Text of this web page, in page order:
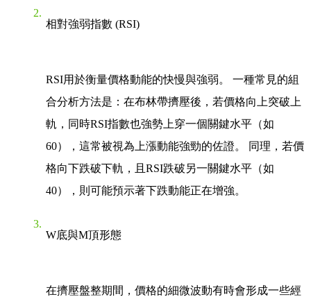
相對強弱指數 (RSI)
RSI用於衡量價格動能的快慢與強弱。 一種常見的組
合分析方法是：在布林帶擠壓後，若價格向上突破上
軌，同時RSI指數也強勢上穿一個關鍵水平（如
60），這常被視為上漲動能強勁的佐證。 同理，若價
格向下跌破下軌，且RSI跌破另一關鍵水平（如
40），則可能預示著下跌動能正在增強。
W底與M頂形態
在擠壓盤整期間，價格的細微波動有時會形成一些經